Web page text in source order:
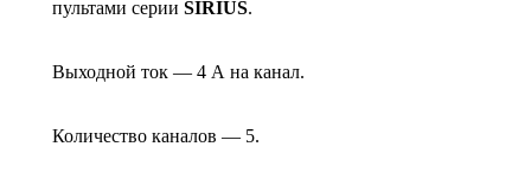
пультами серии SIRIUS.
Выходной ток — 4 А на канал.
Количество каналов — 5.